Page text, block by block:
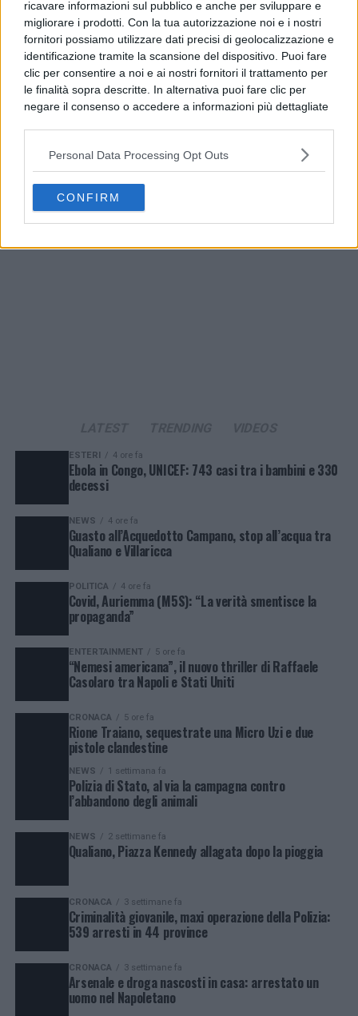
ricavare informazioni sul pubblico e anche per sviluppare e
migliorare i prodotti. Con la tua autorizzazione noi e i nostri
fornitori possiamo utilizzare dati precisi di geolocalizzazione e
identificazione tramite la scansione del dispositivo. Puoi fare
clic per consentire a noi e ai nostri fornitori il trattamento per
le finalità sopra descritte. In alternativa puoi fare clic per
negare il consenso o accedere a informazioni più dettagliate
possono non richiedere il tuo consenso, ma hai il diritto di
opporti a tale trattamento. Le tue preferenze si
preferenze in qualsiasi momento ritornando su questo sito o
consultando la nostrainformativa sulla riservatezza.
Personal Data Processing Opt Outs
CONFIRM
PUBBLICITÀ
ESTERI 4 ore fa
Ebola in Congo, UNICEF: 743 casi tra i bambini e 330
decessi
NEWS 4 ore fa
Guasto all’Acquedotto Campano, stop all’acqua tra
Qualiano e Villaricca
POLITICA 4 ore fa
Covid, Auriemma (M5S): “La verità smentisce la
propaganda”
ENTERTAINMENT 5 ore fa
“Nemesi americana”, il nuovo thriller di Raffaele
Casolaro tra Napoli e Stati Uniti
CRONACA 5 ore fa
Rione Traiano, sequestrate una Micro Uzi e due
pistole clandestine
NEWS 1 settimana fa
Polizia di Stato, al via la campagna contro
l’abbandono degli animali
NEWS 2 settimane fa
Qualiano, Piazza Kennedy allagata dopo la pioggia
CRONACA 3 settimane fa
Criminalità giovanile, maxi operazione della Polizia:
539 arresti in 44 province
CRONACA 3 settimane fa
Arsenale e droga nascosti in casa: arrestato un
uomo nel Napoletano